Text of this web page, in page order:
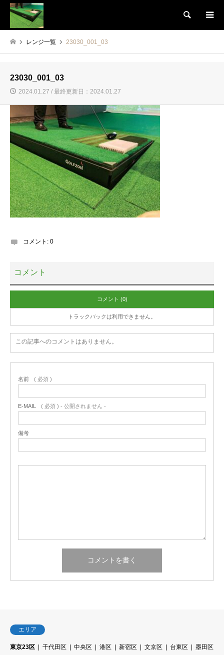
検索
レンジ一覧 23030_001_03
23030_001_03
2024.01.27 / 最終更新日：2024.01.27
コメント: 0
コメント
コメント (0)
トラックバックは利用できません。
この記事へのコメントはありません。
名前 ( 必須 )
E-MAIL ( 必須 ) - 公開されません -
備考
エリア
東京23区 千代田区 中央区 港区 新宿区 文京区 台東区
墨田区